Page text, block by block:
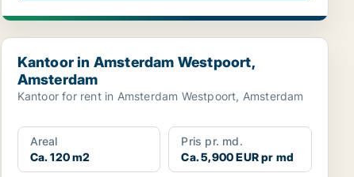
Kantoor in Amsterdam Westpoort, Amsterdam
Kantoor in Amsterdam Westpoort,
Amsterdam
Kantoor for rent in Amsterdam Westpoort, Amsterdam
Areal
Ca. 120 m2
Pris pr. md.
Ca. 5,900 EUR pr md